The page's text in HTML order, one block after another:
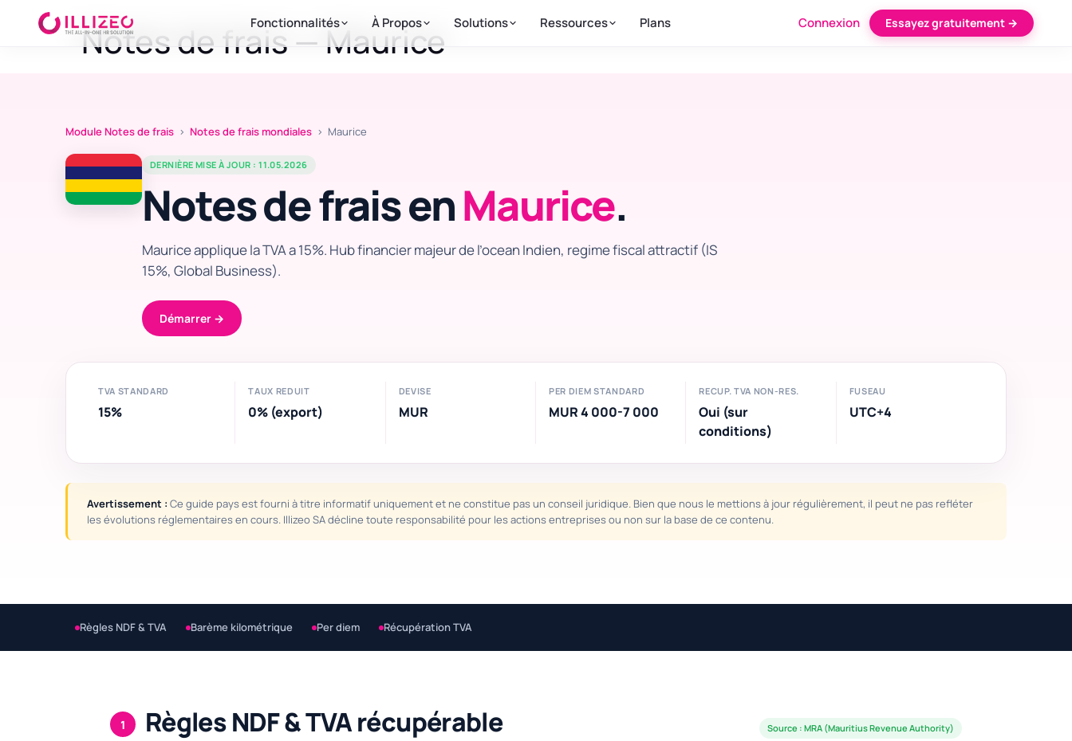
Fonctionnalités À Propos Solutions Ressources Plans Connexion Essayez gratuitement →
Notes de frais — Maurice
Module Notes de frais › Notes de frais mondiales › Maurice
DERNIÈRE MISE À JOUR : 11.05.2026
Notes de frais enMaurice.
Maurice applique la TVA a 15%. Hub financier majeur de l’ocean Indien, regime fiscal attractif (IS
15%, Global Business).
Démarrer →
TVA STANDARD
15%
TAUX REDUIT
0% (export)
DEVISE
MUR
PER DIEM STANDARD
MUR 4 000-7 000
RECUP. TVA NON-RES.
Oui (sur
conditions)
FUSEAU
UTC+4
Avertissement : Ce guide pays est fourni à titre informatif uniquement et ne constitue pas un conseil juridique. Bien que nous le mettions à jour régulièrement, il peut ne pas refléter
les évolutions réglementaires en cours. Illizeo SA décline toute responsabilité pour les actions entreprises ou non sur la base de ce contenu.
Règles NDF & TVA Barème kilométrique Per diem Récupération TVA
1 Règles NDF & TVA récupérable Source : MRA (Mauritius Revenue Authority)